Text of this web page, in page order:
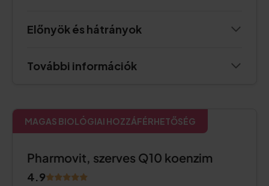
Előnyök és hátrányok
További információk
MAGAS BIOLÓGIAI HOZZÁFÉRHETŐSÉG
Pharmovit, szerves Q10 koenzim
4.9